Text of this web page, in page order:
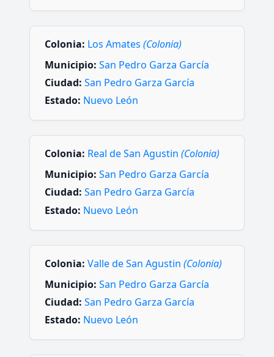
Colonia: Los Amates (Colonia)
Municipio: San Pedro Garza García
Ciudad: San Pedro Garza García
Estado: Nuevo León
Colonia: Real de San Agustin (Colonia)
Municipio: San Pedro Garza García
Ciudad: San Pedro Garza García
Estado: Nuevo León
Colonia: Valle de San Agustin (Colonia)
Municipio: San Pedro Garza García
Ciudad: San Pedro Garza García
Estado: Nuevo León